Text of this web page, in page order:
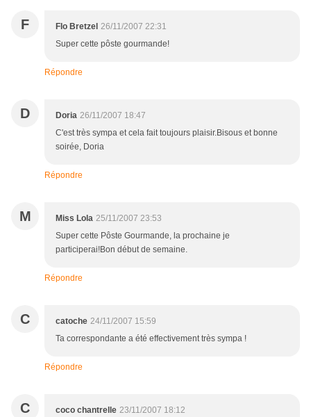
F Flo Bretzel 26/11/2007 22:31
Super cette pôste gourmande!
Répondre
D Doria 26/11/2007 18:47
C'est très sympa et cela fait toujours plaisir.Bisous et bonne
soirée, Doria
Répondre
M Miss Lola 25/11/2007 23:53
Super cette Pôste Gourmande, la prochaine je
participerai!Bon début de semaine.
Répondre
C catoche 24/11/2007 15:59
Ta correspondante a été effectivement très sympa !
Répondre
C coco chantrelle 23/11/2007 18:12